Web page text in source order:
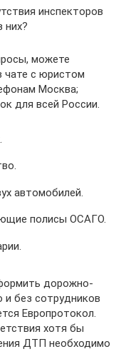
инспекторов
можете
чате с юристом
Москва;
для всей России.
автомобилей.
полисы ОСАГО.
дорожно-
без сотрудников
Европротокол.
хотя бы
ДТП необходимо